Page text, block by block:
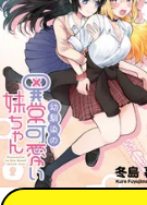
ポイ